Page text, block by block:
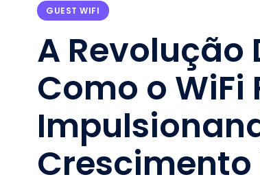
GUEST WIFI
A
Como o WiFi